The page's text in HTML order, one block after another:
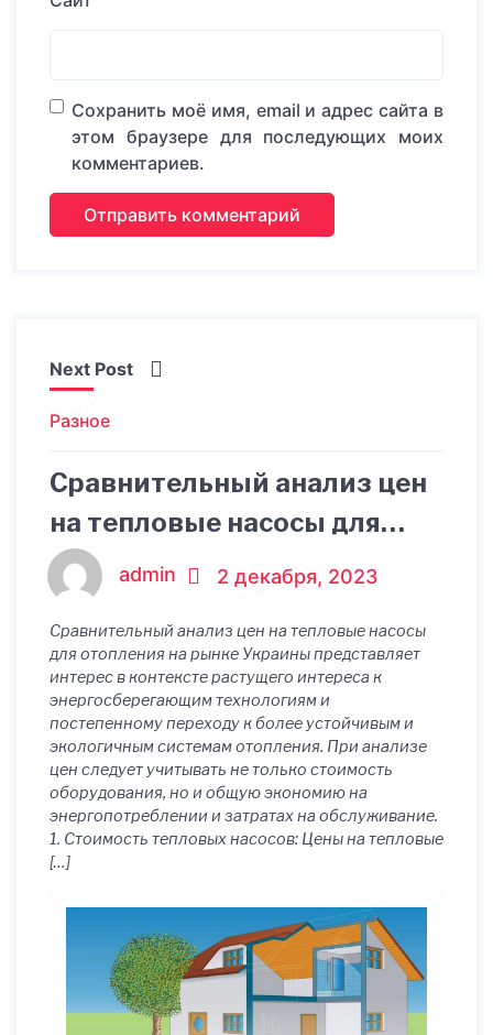
Сохранить моё имя, email и адрес сайта в
этом браузере для последующих моих
комментариев.
Next Post
Разное
Сравнительный анализ цен
на тепловые насосы для
отопления на рынке
Украины
admin 2 декабря, 2023
Сравнительный анализ цен на тепловые насосы
для отопления на рынке Украины представляет
интерес в контексте растущего интереса к
энергосберегающим технологиям и
постепенному переходу к более устойчивым и
экологичным системам отопления. При анализе
цен следует учитывать не только стоимость
оборудования, но и общую экономию на
энергопотреблении и затратах на обслуживание.
1. Стоимость тепловых насосов: Цены на тепловые
[…]